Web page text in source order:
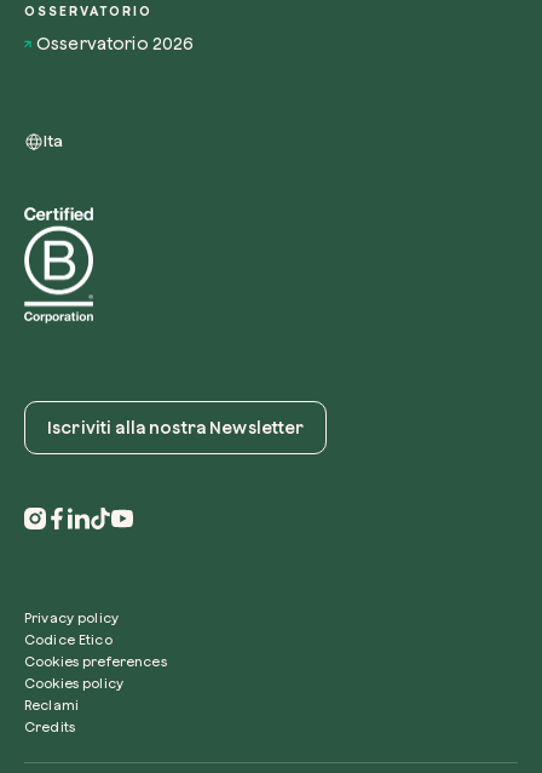
OSSERVATORIO
Osservatorio 2026
Ita
Iscriviti alla nostra Newsletter
Privacy policy
Codice Etico
Cookies preferences
Cookies policy
Reclami
Credits